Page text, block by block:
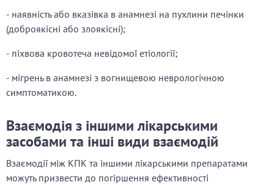
- наявність або вказівка в анамнезі на пухлини печінки
(доброякісні або злоякісні);
- піхвова кровотеча невідомої етіології;
- мігрень в анамнезі з вогнищевою неврологічною
симптоматикою.
Взаємодія з іншими лікарськими
засобами та інші види взаємодій
Взаємодії між КПК та іншими лікарськими препаратами
можуть призвести до погіршення ефективності